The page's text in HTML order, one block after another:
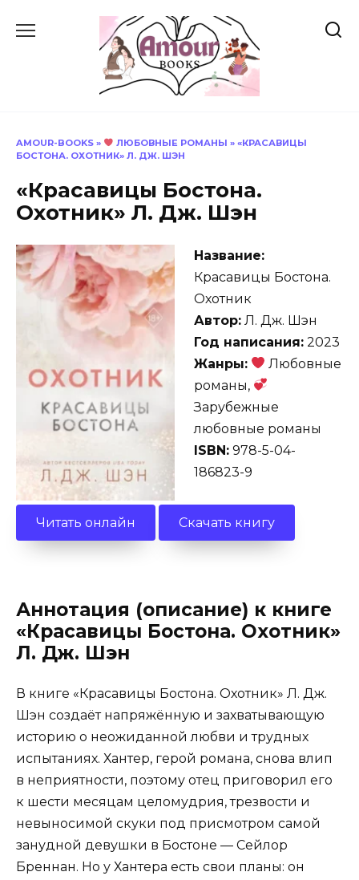
AMOUR-BOOKS » ЛЮБОВНЫЕ РОМАНЫ » «КРАСАВИЦЫ
БОСТОНА. ОХОТНИК» Л. ДЖ. ШЭН
«Красавицы Бостона.
Охотник» Л. Дж. Шэн
Название:
Красавицы Бостона.
Охотник
Автор: Л. Дж. Шэн
Год написания: 2023
Жанры:
Любовные
романы,
Зарубежные
любовные романы
ISBN: 978-5-04-
186823-9
Читать онлайн Скачать книгу
Аннотация (описание) к книге
«Красавицы Бостона. Охотник»
Л. Дж. Шэн
В книге «Красавицы Бостона. Охотник» Л. Дж.
Шэн создаёт напряжённую и захватывающую
историю о неожиданной любви и трудных
испытаниях. Хантер, герой романа, снова влип
в неприятности, поэтому отец приговорил его
к шести месяцам целомудрия, трезвости и
невыносимой скуки под присмотром самой
занудной девушки в Бостоне — Сейлор
Бреннан. Но у Хантера есть свои планы: он